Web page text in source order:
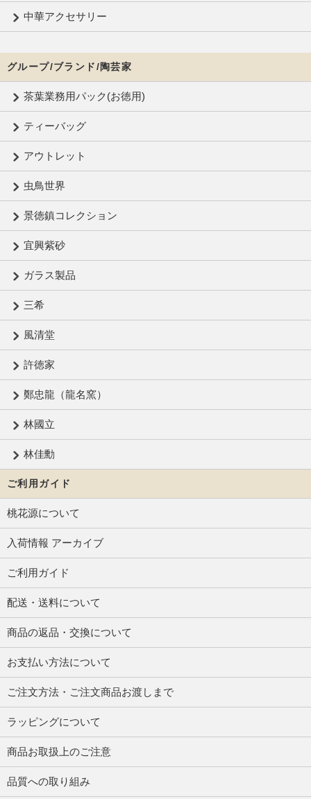
中華アクセサリー
グループ/ブランド/陶芸家
茶葉業務用パック(お徳用)
ティーバッグ
アウトレット
虫鳥世界
景徳鎮コレクション
宜興紫砂
ガラス製品
三希
風清堂
許徳家
鄭忠龍（龍名窯）
林國立
林佳勳
ご利用ガイド
桃花源について
入荷情報 アーカイブ
ご利用ガイド
配送・送料について
商品の返品・交換について
お支払い方法について
ご注文方法・ご注文商品お渡しまで
ラッピングについて
商品お取扱上のご注意
品質への取り組み